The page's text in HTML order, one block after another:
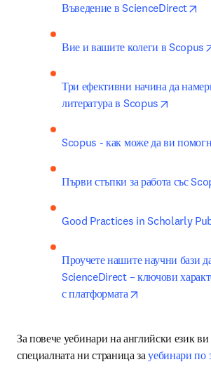
Въведение в ScienceDirect
Вие и вашите колеги в Scopus
Три ефективни начина да
литература в Scopus
Scopus - как може да ви
Първи стъпки за работа със
Good Practices in Scholarly
Проучете нашите научни бази
ScienceDirect – ключови
с платформата
За повече уебинари на английски език
специалната ни страница за уебинари по